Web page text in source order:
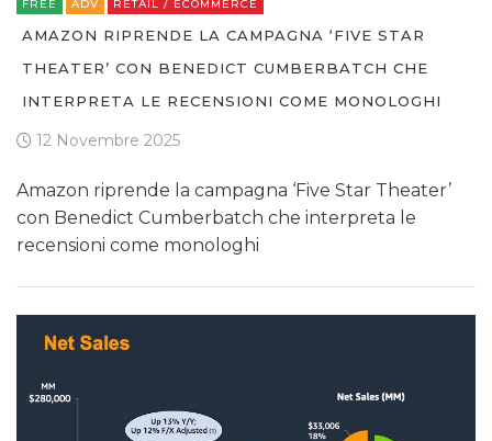
FREE ADV RETAIL / ECOMMERCE
AMAZON RIPRENDE LA CAMPAGNA ‘FIVE STAR
THEATER’ CON BENEDICT CUMBERBATCH CHE
INTERPRETA LE RECENSIONI COME MONOLOGHI
12 Novembre 2025
Amazon riprende la campagna ‘Five Star Theater’
con Benedict Cumberbatch che interpreta le
recensioni come monologhi